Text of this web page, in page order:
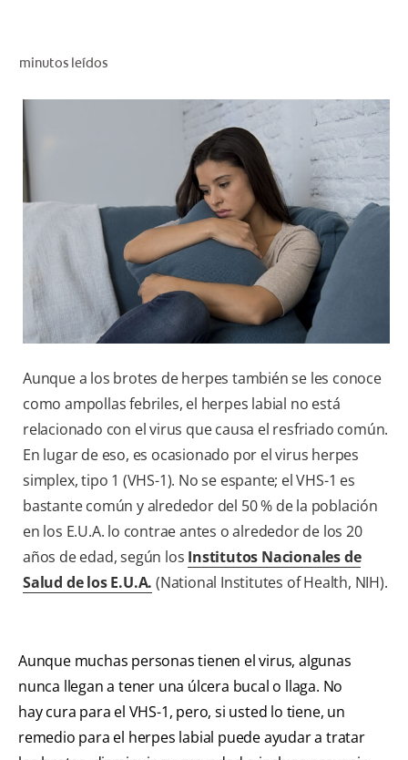
PARA PROFESIONALES
CUPONES
DO (ES)
SUSCRÍBASE
minutos leídos
Aunque a los brotes de herpes también se les conoce
como ampollas febriles, el herpes labial no está
relacionado con el virus que causa el resfriado común.
En lugar de eso, es ocasionado por el virus herpes
simplex, tipo 1 (VHS-1). No se espante; el VHS-1 es
bastante común y alrededor del 50 % de la población
en los E.U.A. lo contrae antes o alrededor de los 20
años de edad, según los Institutos Nacionales de
Salud de los E.U.A. (National Institutes of Health, NIH).
Aunque muchas personas tienen el virus, algunas
nunca llegan a tener una úlcera bucal o llaga. No
hay cura para el VHS-1, pero, si usted lo tiene, un
remedio para el herpes labial puede ayudar a tratar